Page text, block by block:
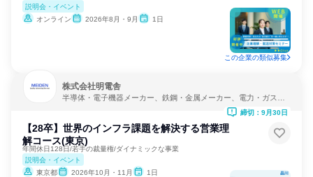
説明会・イベント
オンライン
2026年8月・9月 1日
この企業の類似募集
株式会社明電舎
半導体・電子機器メーカー、鉄鋼・金属メーカー、電力・ガス・
【28卒】世界のインフラ課題を解決する営業理
解コース(東京)
年間休日128日/若手の裁量権/ダイナミックな事業
説明会・イベント
東京都
2026年10月・11月 1日
締切：9月30日